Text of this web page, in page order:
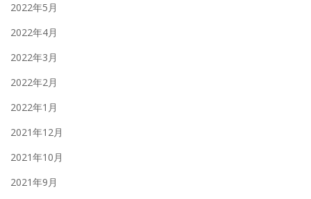
2022年5月
2022年4月
2022年3月
2022年2月
2022年1月
2021年12月
2021年10月
2021年9月